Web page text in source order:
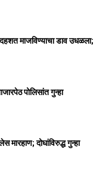
माजविण्याचा डाव उधळला;
पोलिसांत गुन्हा
मारहाण; दोघांविरुद्ध गुन्हा